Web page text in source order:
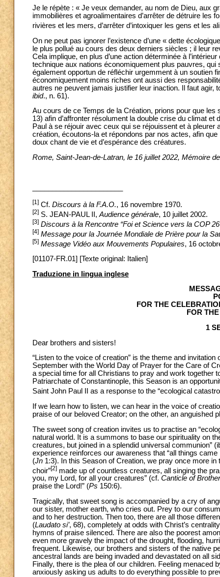
Je le répète : « Je veux demander, au nom de Dieu, aux
immobilières et agroalimentaires d’arrêter de détruire les
rivières et les mers, d’arrêter d’intoxiquer les gens et les
On ne peut pas ignorer l’existence d’une « dette
le plus pollué au cours des deux derniers siècles ; il leur
Cela implique, en plus d’une action déterminée à
technique aux nations économiquement plus pauvres,
également opportun de réfléchir urgemment à un soutien
économiquement moins riches ont aussi des
autres ne peuvent jamais justifier leur inaction. Il faut
ibid., n. 61).
Au cours de ce Temps de la Création, prions pour que
13) afin d’affronter résolument la double crise du climat
Paul à se réjouir avec ceux qui se réjouissent et à
création, écoutons-la et répondons par nos actes, afin
doux chant de vie et d’espérance des créatures.
Rome, Saint-Jean-de-Latran, le 16 juillet 2022, Mémoire
[1] Cf. Discours à la F.A.O., 16 novembre 1970.
[2] S. JEAN-PAUL II, Audience générale, 10 juillet 2002.
[3] Discours à la Rencontre “Foi et Science vers la COP
[4] Message pour la Journée Mondiale de Prière pour la
[5] Message Vidéo aux Mouvements Populaires, 16
[01107-FR.01] [Texte original: Italien]
Traduzione in lingua inglese
FOR THE
FOR
1
Dear brothers and sisters!
“Listen to the voice of creation” is the theme and
September with the World Day of Prayer for the Care of
a special time for all Christians to pray and work together
Patriarchate of Constantinople, this Season is an
Saint John Paul II as a response to the “ecological
If we learn how to listen, we can hear in the voice of
praise of our beloved Creator; on the other, an
The sweet song of creation invites us to practise an
natural world. It is a summons to base our spirituality on
creatures, but joined in a splendid universal communion”
experience reinforces our awareness that “all things
(Jn 1:3). In this Season of Creation, we pray once more
choir”[2] made up of countless creatures, all singing the
you, my Lord, for all your creatures” (cf. Canticle of
praise the Lord!” (Ps 150:6).
Tragically, that sweet song is accompanied by a cry of
our sister, mother earth, who cries out. Prey to our
and to her destruction. Then too, there are all those
(Laudato si’, 68), completely at odds with Christ’s
hymns of praise silenced. There are also the poorest
even more gravely the impact of the drought, flooding,
frequent. Likewise, our brothers and sisters of the native
ancestral lands are being invaded and devastated on all
Finally, there is the plea of our children. Feeling menaced
anxiously asking us adults to do everything possible to